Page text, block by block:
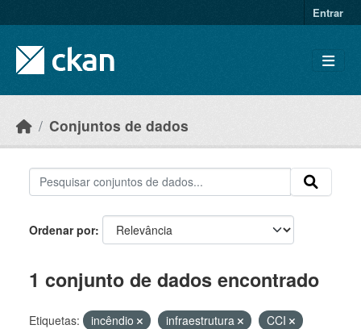
Entrar
Conjuntos de dados
Ordenar por
1 conjunto de dados encontrado
Etiquetas: incêndio infraestrutura
CCI